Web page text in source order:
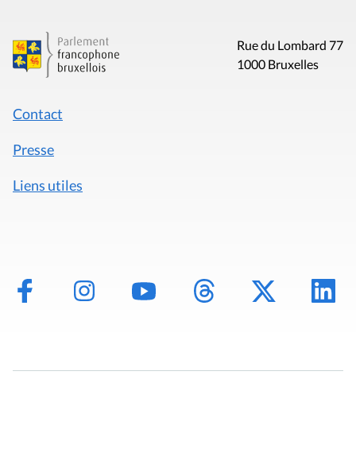
Rue du Lombard 77
1000 Bruxelles
Contact
Presse
Liens utiles